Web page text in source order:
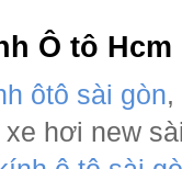
Ô tô Hcm
ôtô sài gòn,
xe hơi new